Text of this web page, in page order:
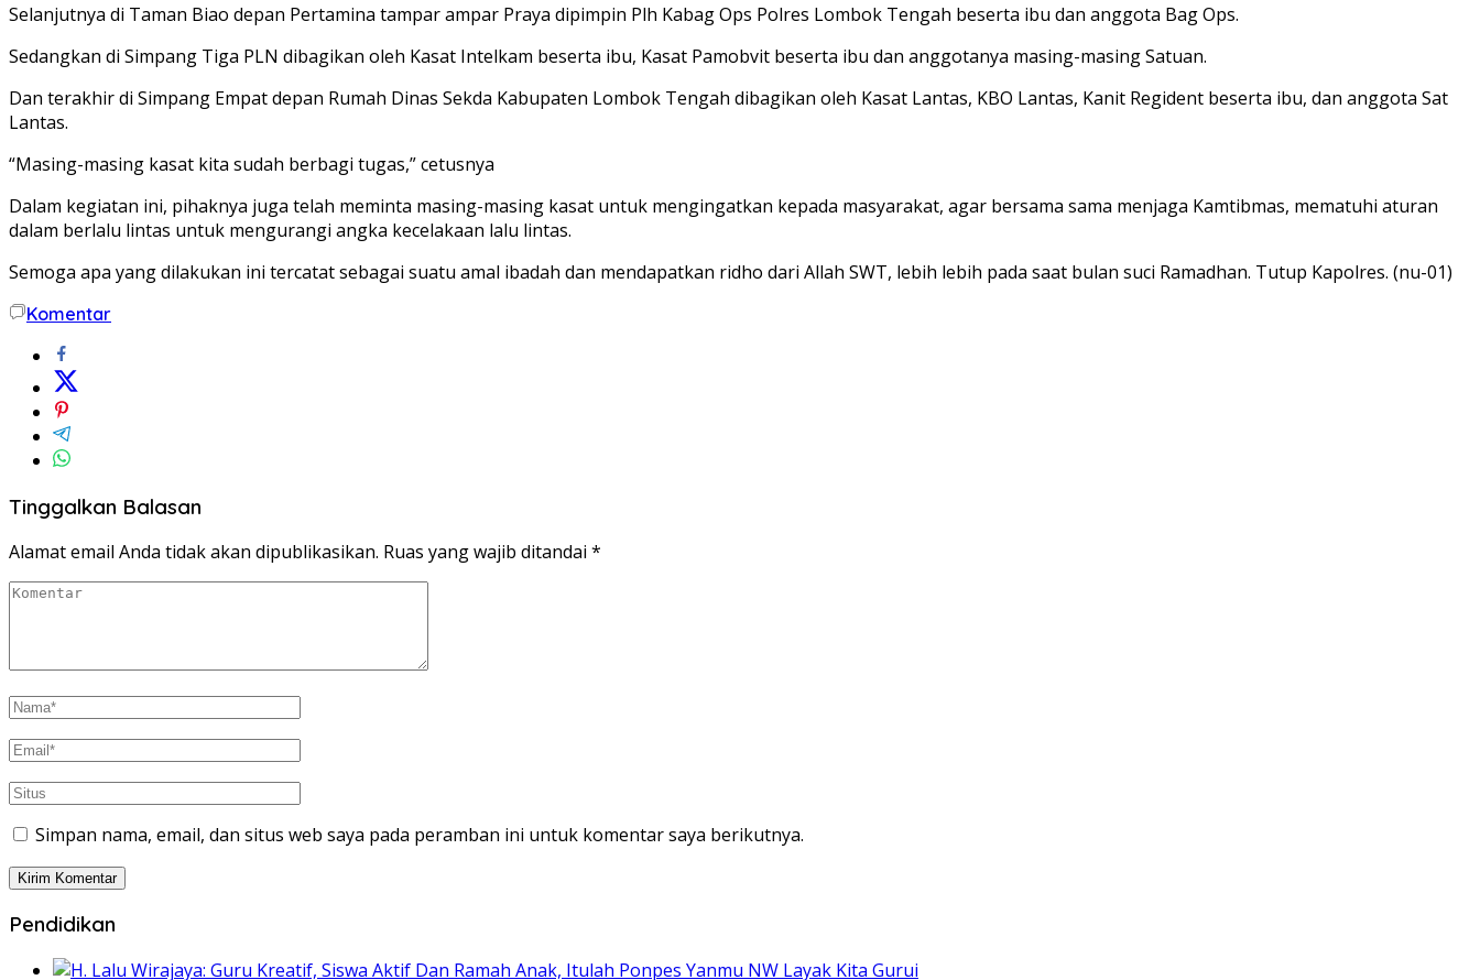
Selanjutnya di Taman Biao depan Pertamina tampar ampar Praya dipimpin Plh Kabag Ops Polres Lombok Tengah beserta ibu dan anggota Bag Ops.
Sedangkan di Simpang Tiga PLN dibagikan oleh Kasat Intelkam beserta ibu, Kasat Pamobvit beserta ibu dan anggotanya masing-masing Satuan.
Dan terakhir di Simpang Empat depan Rumah Dinas Sekda Kabupaten Lombok Tengah dibagikan oleh Kasat Lantas, KBO Lantas, Kanit Regident beserta ibu, dan anggota Sat
Lantas.
“Masing-masing kasat kita sudah berbagi tugas,” cetusnya
Dalam kegiatan ini, pihaknya juga telah meminta masing-masing kasat untuk mengingatkan kepada masyarakat, agar bersama sama menjaga Kamtibmas, mematuhi aturan
dalam berlalu lintas untuk mengurangi angka kecelakaan lalu lintas.
Semoga apa yang dilakukan ini tercatat sebagai suatu amal ibadah dan mendapatkan ridho dari Allah SWT, lebih lebih pada saat bulan suci Ramadhan. Tutup Kapolres. (nu-01)
Komentar
Tinggalkan Balasan
Alamat email Anda tidak akan dipublikasikan. Ruas yang wajib ditandai *
Simpan nama, email, dan situs web saya pada peramban ini untuk komentar saya berikutnya.
Pendidikan